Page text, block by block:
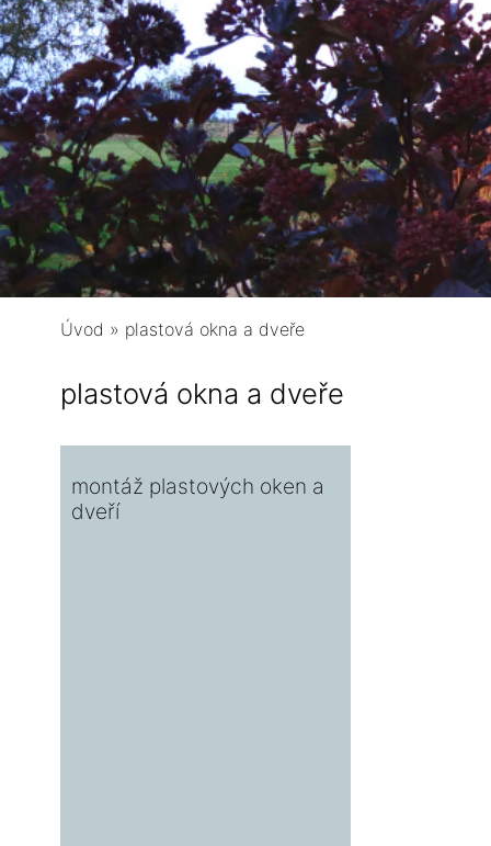
Úvod » plastová okna a dveře
plastová okna a dveře
montáž plastových oken a
dveří